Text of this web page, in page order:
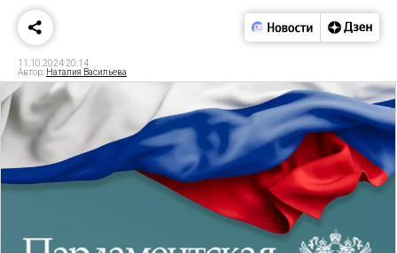
11.10.2024 20:14
Автор: Наталия Васильева